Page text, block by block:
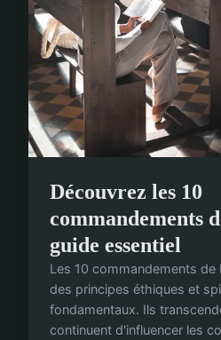
Découvrez les 10
commandements
guide essentiel
Les 10 commandements de
des principes éthiques et
fondamentaux. Ils
continuent d'influencer les